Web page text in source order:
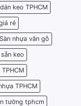
keo TPHCM
rẻ
Sàn nhựa vân gỗ
keo
TPHCM
tường tphcm